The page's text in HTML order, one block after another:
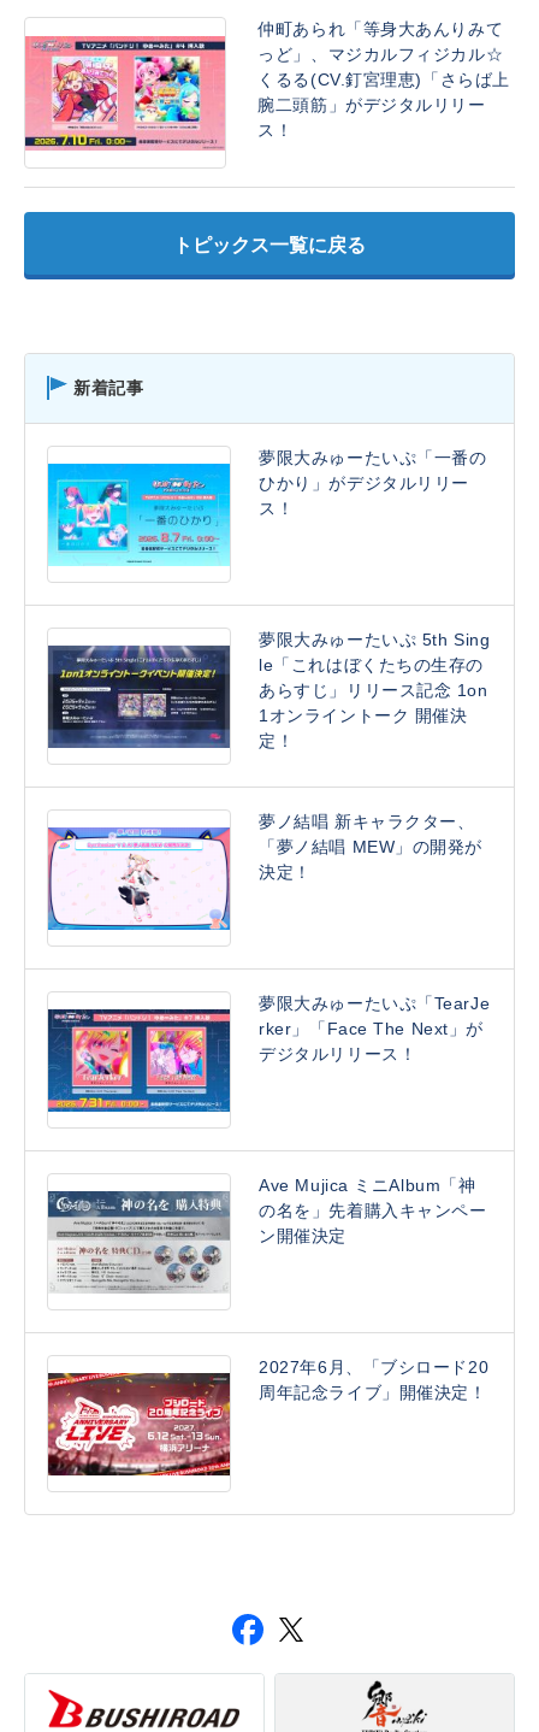
仲町あられ「等身大あんりみて
っど」、マジカルフィジカル☆
くるる(CV.釘宮理恵)「さらば上
腕二頭筋」がデジタルリリー
ス！
トピックス一覧に戻る
新着記事
夢限大みゅーたいぷ「一番の
ひかり」がデジタルリリー
ス！
夢限大みゅーたいぷ 5th Sing
le「これはぼくたちの生存の
あらすじ」リリース記念 1on
1オンライントーク 開催決
定！
夢ノ結唱 新キャラクター、
「夢ノ結唱 MEW」の開発が
決定！
夢限大みゅーたいぷ「TearJe
rker」「Face The Next」が
デジタルリリース！
Ave Mujica ミニAlbum「神
の名を」先着購入キャンペー
ン開催決定
2027年6月、「ブシロード20
周年記念ライブ」開催決定！